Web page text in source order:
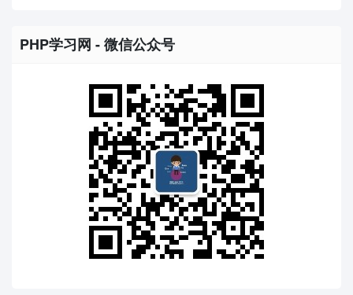
PHP学习网 - 微信公众号